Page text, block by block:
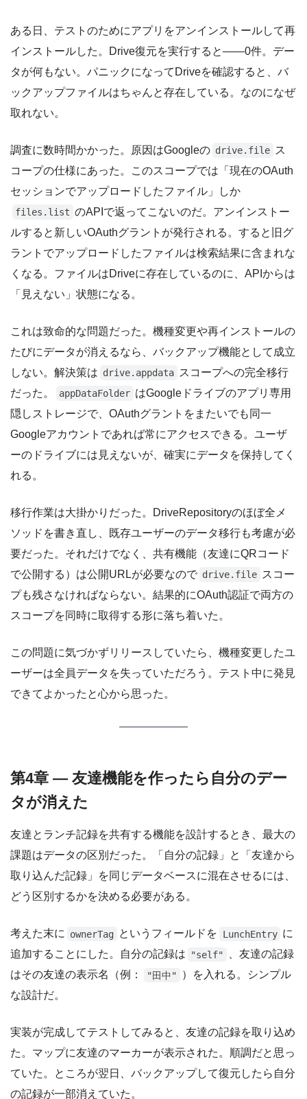
ある日、テストのためにアプリをアンインストールして再
インストールした。Drive復元を実行すると——0件。デー
タが何もない。パニックになってDriveを確認すると、バ
ックアップファイルはちゃんと存在している。なのになぜ
取れない。
調査に数時間かかった。原因はGoogleの drive.file ス
コープの仕様にあった。このスコープでは「現在のOAuth
セッションでアップロードしたファイル」しか
files.list のAPIで返ってこないのだ。アンインストー
ルすると新しいOAuthグラントが発行される。すると旧グ
ラントでアップロードしたファイルは検索結果に含まれな
くなる。ファイルはDriveに存在しているのに、APIからは
「見えない」状態になる。
これは致命的な問題だった。機種変更や再インストールの
たびにデータが消えるなら、バックアップ機能として成立
しない。解決策は drive.appdata スコープへの完全移行
だった。
appDataFolder はGoogleドライブのアプリ専用
隠しストレージで、OAuthグラントをまたいでも同一
Googleアカウントであれば常にアクセスできる。ユーザ
ーのドライブには見えないが、確実にデータを保持してく
れる。
移行作業は大掛かりだった。DriveRepositoryのほぼ全メ
ソッドを書き直し、既存ユーザーのデータ移行も考慮が必
要だった。それだけでなく、共有機能（友達にQRコード
で公開する）は公開URLが必要なので drive.file スコー
プも残さなければならない。結果的にOAuth認証で両方の
スコープを同時に取得する形に落ち着いた。
この問題に気づかずリリースしていたら、機種変更したユ
ーザーは全員データを失っていただろう。テスト中に発見
できてよかったと心から思った。
第4章 — 友達機能を作ったら自分のデー
タが消えた
友達とランチ記録を共有する機能を設計するとき、最大の
課題はデータの区別だった。「自分の記録」と「友達から
取り込んだ記録」を同じデータベースに混在させるには、
どう区別するかを決める必要がある。
考えた末に ownerTag というフィールドを LunchEntry に
追加することにした。自分の記録は
"self"
、友達の記録
はその友達の表示名（例：
"田中"
）を入れる。シンプル
な設計だ。
実装が完成してテストしてみると、友達の記録を取り込め
た。マップに友達のマーカーが表示された。順調だと思っ
ていた。ところが翌日、バックアップして復元したら自分
の記録が一部消えていた。